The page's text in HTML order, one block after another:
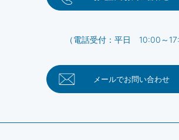
（電話受付：平日 10:00～
メールでお問い合わせ